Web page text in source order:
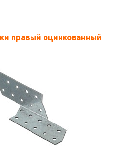
правый оцинкованный